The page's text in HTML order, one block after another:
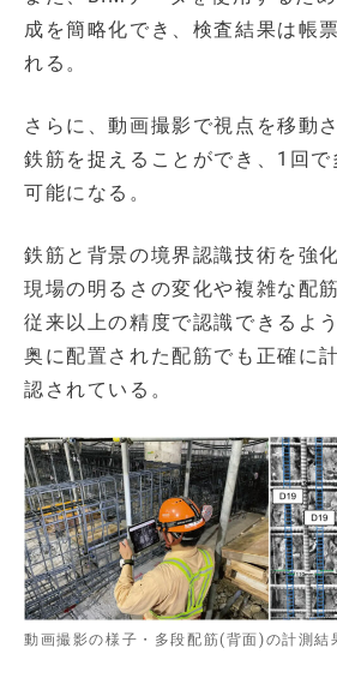
成を簡略化でき、検査結果は帳
れる。
さらに、動画撮影で視点を移動
鉄筋を捉えることができ、1回
可能になる。
鉄筋と背景の境界認識技術を強
現場の明るさの変化や複雑な配
従来以上の精度で認識できるよ
奥に配置された配筋でも正確に
認されている。
動画撮影の様子・多段配筋(背面)の計測結